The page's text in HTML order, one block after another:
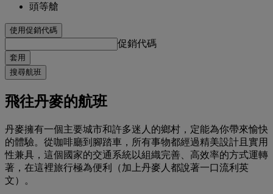
頭等艙
使用促銷代碼
促銷代碼
套用
搜尋航班
飛往丹麥的航班
丹麥擁有一個主要城市和許多迷人的鄉村，定能為你帶來愉快
的體驗。從咖啡廳到腳踏車，所有事物都經過精美設計且實用
性兼具，這個國家的交通系統以組織完善、高效率的方式運轉
著，在這裡旅行極為便利（加上丹麥人都說著一口流利英
文）。